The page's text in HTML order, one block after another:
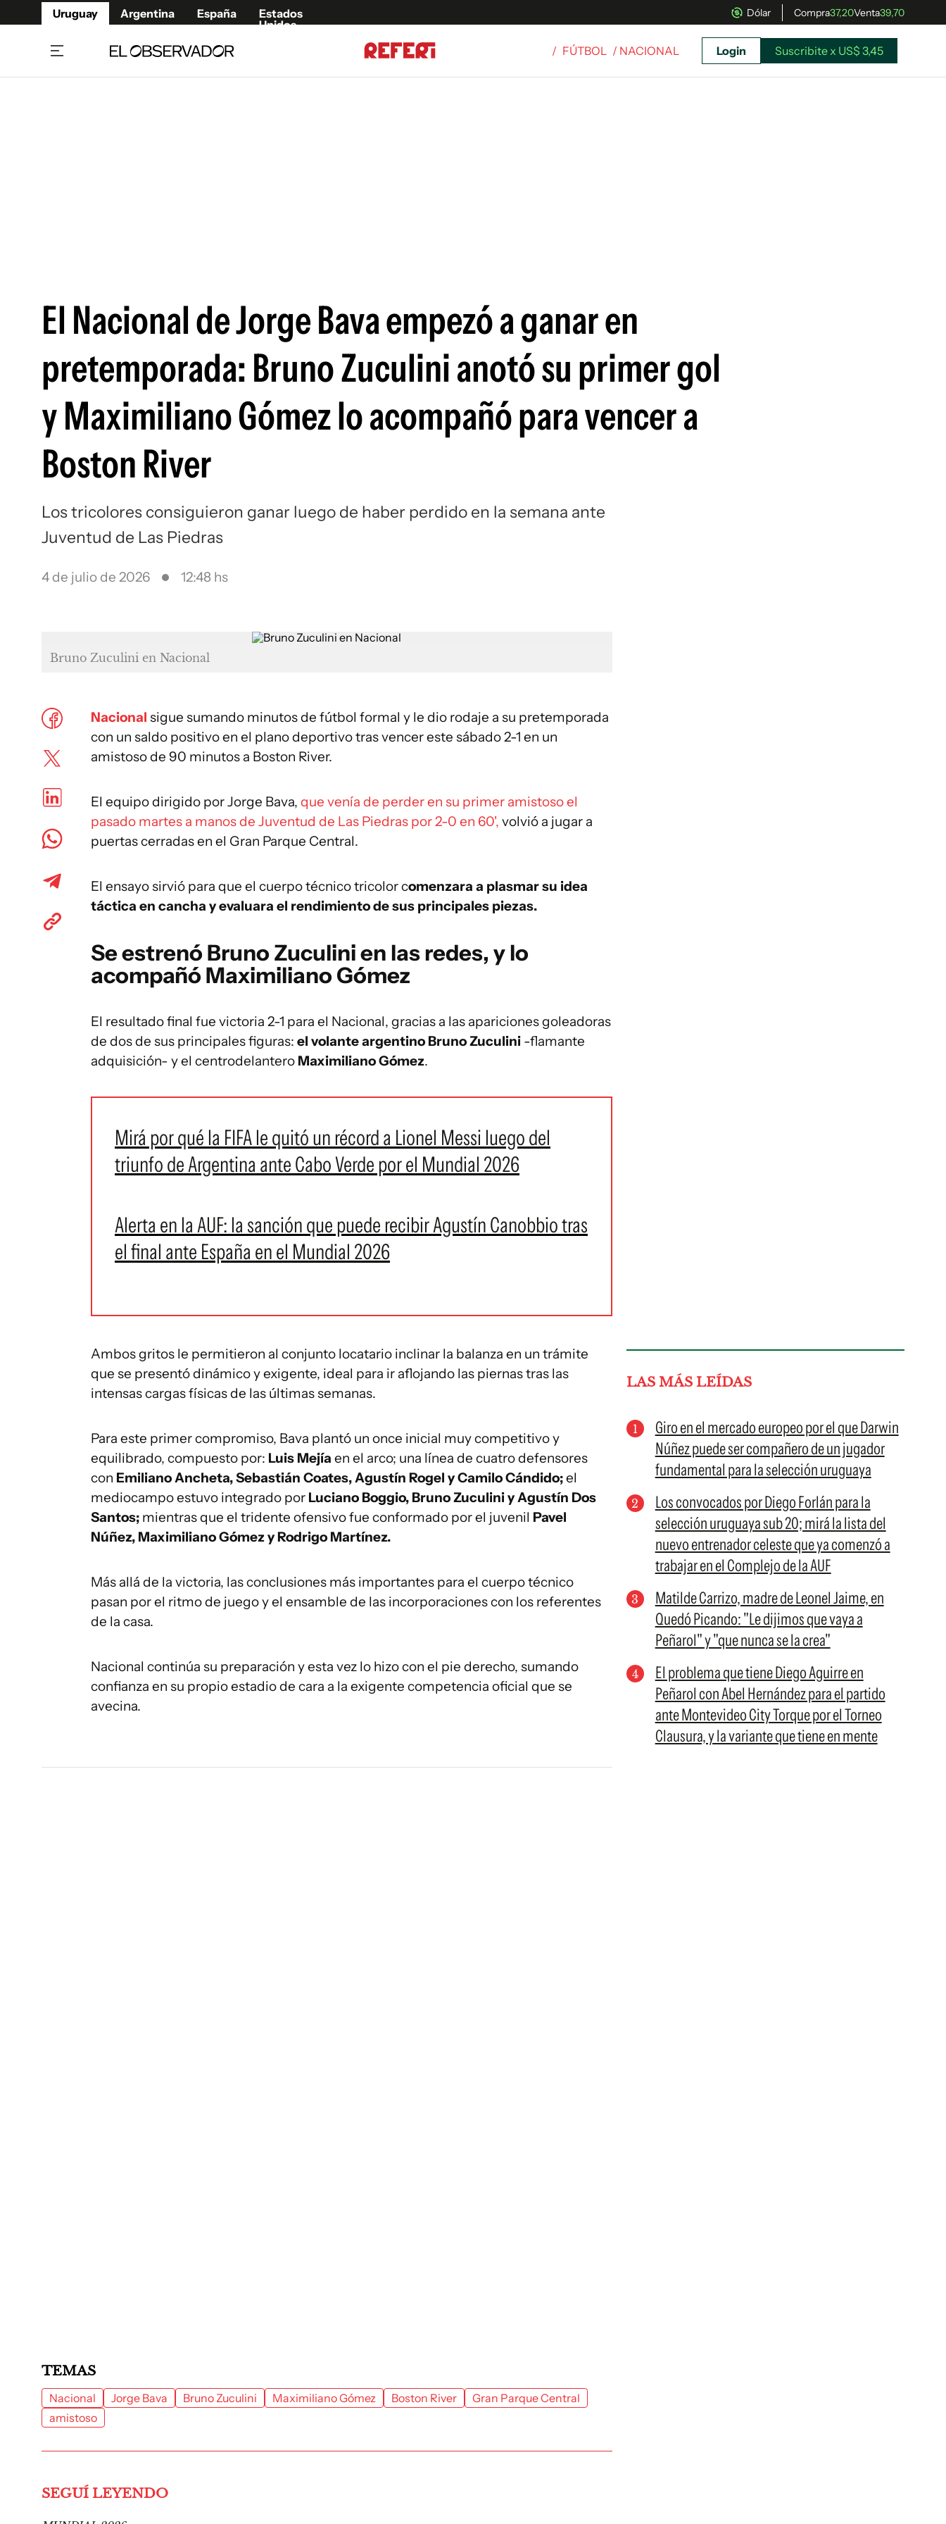
Uruguay Argentina España
Estados
Unidos
Dólar Compra37,20Venta39,70
Siguenos en:
/ FÚTBOL / NACIONAL Login Suscribite x US$ 3,45
El Nacional de Jorge Bava empezó a ganar en
pretemporada: Bruno Zuculini anotó su primer gol
y Maximiliano Gómez lo acompañó para vencer a
Boston River
Los tricolores consiguieron ganar luego de haber perdido en la semana ante
Juventud de Las Piedras
4 de julio de 2026 12:48 hs
Bruno Zuculini en Nacional
Nacional sigue sumando minutos de fútbol formal y le dio rodaje a su pretemporada
con un saldo positivo en el plano deportivo tras vencer este sábado 2-1 en un
amistoso de 90 minutos a Boston River.
El equipo dirigido por Jorge Bava, que venía de perder en su primer amistoso el
pasado martes a manos de Juventud de Las Piedras por 2-0 en 60', volvió a jugar a
puertas cerradas en el Gran Parque Central.
El ensayo sirvió para que el cuerpo técnico tricolor comenzara a plasmar su idea
táctica en cancha y evaluara el rendimiento de sus principales piezas.
Se estrenó Bruno Zuculini en las redes, y lo
acompañó Maximiliano Gómez
El resultado final fue victoria 2-1 para el Nacional, gracias a las apariciones goleadoras
de dos de sus principales figuras: el volante argentino Bruno Zuculini -flamante
adquisición- y el centrodelantero Maximiliano Gómez.
Mirá por qué la FIFA le quitó un récord a Lionel Messi luego del
triunfo de Argentina ante Cabo Verde por el Mundial 2026
Alerta en la AUF: la sanción que puede recibir Agustín Canobbio tras
el final ante España en el Mundial 2026
Ambos gritos le permitieron al conjunto locatario inclinar la balanza en un trámite
que se presentó dinámico y exigente, ideal para ir aflojando las piernas tras las
intensas cargas físicas de las últimas semanas.
Para este primer compromiso, Bava plantó un once inicial muy competitivo y
equilibrado, compuesto por: Luis Mejía en el arco; una línea de cuatro defensores
con Emiliano Ancheta, Sebastián Coates, Agustín Rogel y Camilo Cándido;el
mediocampo estuvo integrado por Luciano Boggio, Bruno Zuculini y Agustín Dos
Santos; mientras que el tridente ofensivo fue conformado por el juvenil Pavel
Núñez, Maximiliano Gómez y Rodrigo Martínez.
Más allá de la victoria, las conclusiones más importantes para el cuerpo técnico
pasan por el ritmo de juego y el ensamble de las incorporaciones con los referentes
de la casa.
Nacional continúa su preparación y esta vez lo hizo con el pie derecho, sumando
confianza en su propio estadio de cara a la exigente competencia oficial que se
avecina.
LAS MÁS LEÍDAS
Giro en el mercado europeo por el que Darwin
Núñez puede ser compañero de un jugador
fundamental para la selección uruguaya
Los convocados por Diego Forlán para la
selección uruguaya sub 20; mirá la lista del
nuevo entrenador celeste que ya comenzó a
trabajar en el Complejo de la AUF
Matilde Carrizo, madre de Leonel Jaime, en
Quedó Picando: "Le dijimos que vaya a
Peñarol" y "que nunca se la crea"
El problema que tiene Diego Aguirre en
Peñarol con Abel Hernández para el partido
ante Montevideo City Torque por el Torneo
Clausura, y la variante que tiene en mente
TEMAS
Nacional Jorge Bava Bruno Zuculini Maximiliano Gómez Boston River
Gran Parque Central
amistoso
SEGUÍ LEYENDO